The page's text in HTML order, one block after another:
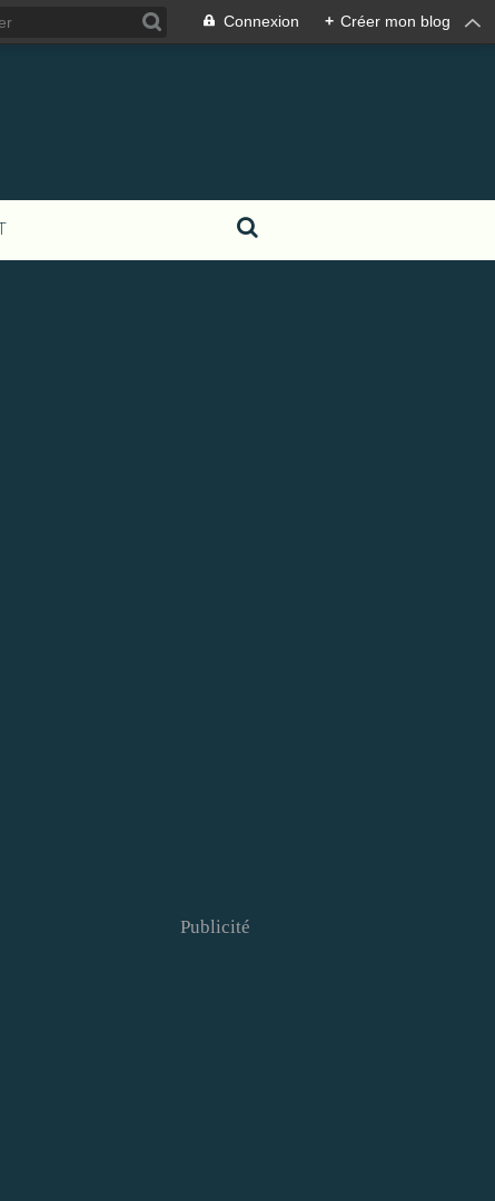
Connexion + Créer mon blog
Publicité